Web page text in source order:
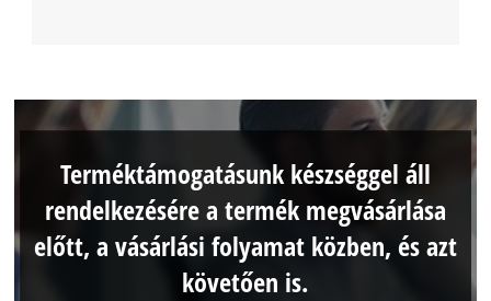
Terméktámogatásunk készséggel áll
rendelkezésére a termék megvásárlása
előtt, a vásárlási folyamat közben, és azt
követően is.